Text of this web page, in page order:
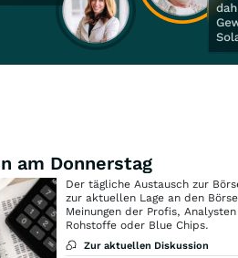
am Donnerstag
Der tägliche Austausch zur
zur aktuellen Lage an den
Meinungen der Profis,
Rohstoffe oder Blue Chips.
Zur aktuellen Diskussion